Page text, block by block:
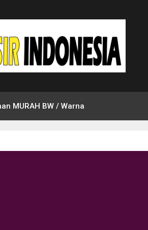
MURAH BW / Warna